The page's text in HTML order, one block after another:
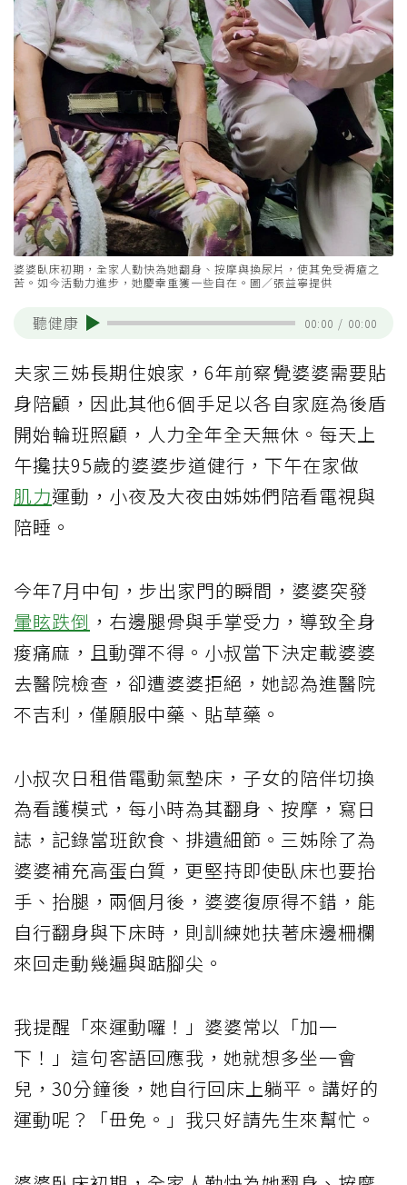
婆婆臥床初期，全家人勤快為她翻身、按摩與換尿片，使其免受褥瘡之
苦。如今活動力進步，她慶幸重獲一些自在。圖／張益寧提供
聽健康 00:00 / 00:00
夫家三姊長期住娘家，6年前察覺婆婆需要貼
身陪顧，因此其他6個手足以各自家庭為後盾
開始輪班照顧，人力全年全天無休。每天上
午攙扶95歲的婆婆步道健行，下午在家做
肌力運動，小夜及大夜由姊姊們陪看電視與
陪睡。
今年7月中旬，步出家門的瞬間，婆婆突發
暈眩跌倒 ，右邊腿骨與手掌受力，導致全身
痠痛麻，且動彈不得。小叔當下決定載婆婆
去醫院檢查，卻遭婆婆拒絕，她認為進醫院
不吉利，僅願服中藥、貼草藥。
小叔次日租借電動氣墊床，子女的陪伴切換
為看護模式，每小時為其翻身、按摩，寫日
誌，記錄當班飲食、排遺細節。三姊除了為
婆婆補充高蛋白質，更堅持即使臥床也要抬
手、抬腿，兩個月後，婆婆復原得不錯，能
自行翻身與下床時，則訓練她扶著床邊柵欄
來回走動幾遍與踮腳尖。
我提醒「來運動囉！」婆婆常以「加一
下！」這句客語回應我，她就想多坐一會
兒，30分鐘後，她自行回床上躺平。講好的
運動呢？「毌免。」我只好請先生來幫忙。